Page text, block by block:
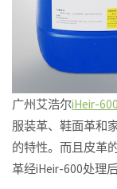
广州艾浩尔iHeir-600
服装革、鞋面革和
的特性。而且皮革
革经iHeir-600处理